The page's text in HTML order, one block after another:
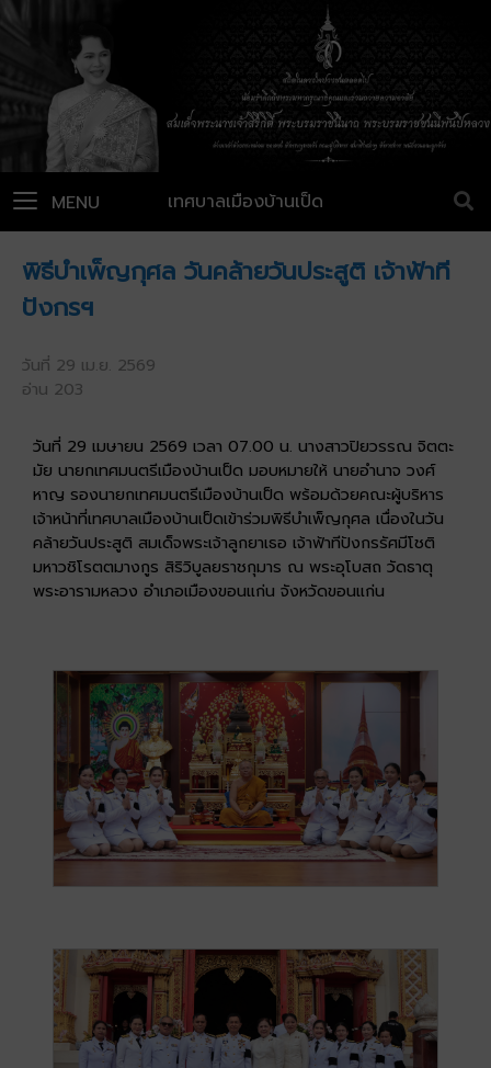
เทศบาลเมืองบ้านเป็ด
MENU
พิธีบำเพ็ญกุศล วันคล้ายวันประสูติ เจ้าฟ้าที
ปังกรฯ
วันที่ 29 เม.ย. 2569
อ่าน 203
วันที่ 29 เมษายน 2569 เวลา 07.00 น. นางสาวปิยวรรณ จิตตะ
มัย นายกเทศมนตรีเมืองบ้านเป็ด มอบหมายให้ นายอำนาจ วงศ์
หาญ รองนายกเทศมนตรีเมืองบ้านเป็ด พร้อมด้วยคณะผู้บริหาร
เจ้าหน้าที่เทศบาลเมืองบ้านเป็ดเข้าร่วมพิธีบำเพ็ญกุศล เนื่องในวัน
คล้ายวันประสูติ สมเด็จพระเจ้าลูกยาเธอ เจ้าฟ้าทีปังกรรัศมีโชติ
มหาวชิโรตตมางกูร สิริวิบูลยราชกุมาร ณ พระอุโบสถ วัดธาตุ
พระอารามหลวง อำเภอเมืองขอนแก่น จังหวัดขอนแก่น